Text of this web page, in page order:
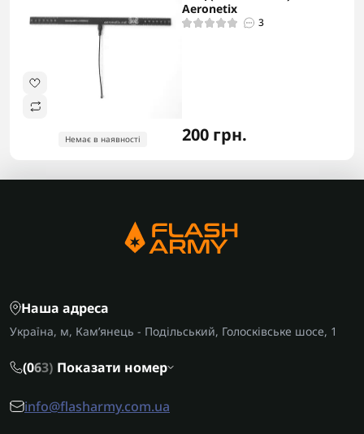
Немає в наявності
Aeronetix
3
200 грн.
Наша адреса
Україна, м, Кам’янець - Подільський, Голосківське шосе, 1
(063) Показати номер
info@flasharmy.com.ua